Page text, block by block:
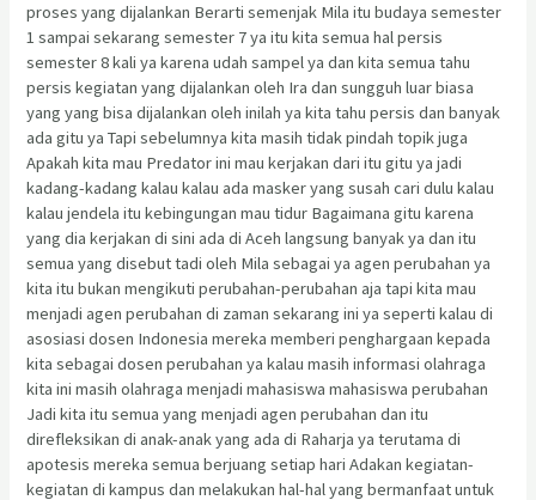
proses yang dijalankan Berarti semenjak Mila itu budaya semester
1 sampai sekarang semester 7 ya itu kita semua hal persis
semester 8 kali ya karena udah sampel ya dan kita semua tahu
persis kegiatan yang dijalankan oleh Ira dan sungguh luar biasa
yang yang bisa dijalankan oleh inilah ya kita tahu persis dan banyak
ada gitu ya Tapi sebelumnya kita masih tidak pindah topik juga
Apakah kita mau Predator ini mau kerjakan dari itu gitu ya jadi
kadang-kadang kalau kalau ada masker yang susah cari dulu kalau
kalau jendela itu kebingungan mau tidur Bagaimana gitu karena
yang dia kerjakan di sini ada di Aceh langsung banyak ya dan itu
semua yang disebut tadi oleh Mila sebagai ya agen perubahan ya
kita itu bukan mengikuti perubahan-perubahan aja tapi kita mau
menjadi agen perubahan di zaman sekarang ini ya seperti kalau di
asosiasi dosen Indonesia mereka memberi penghargaan kepada
kita sebagai dosen perubahan ya kalau masih informasi olahraga
kita ini masih olahraga menjadi mahasiswa mahasiswa perubahan
Jadi kita itu semua yang menjadi agen perubahan dan itu
direfleksikan di anak-anak yang ada di Raharja ya terutama di
apotesis mereka semua berjuang setiap hari Adakan kegiatan-
kegiatan di kampus dan melakukan hal-hal yang bermanfaat untuk